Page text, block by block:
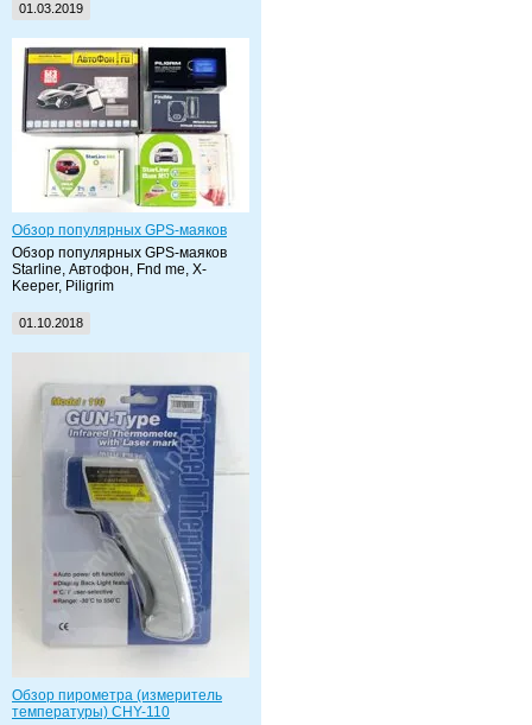
01.03.2019
Обзор популярных GPS-маяков
Обзор популярных GPS-маяков
Starline, Автофон, Fnd me, X-
Keeper, Piligrim
01.10.2018
Обзор пирометра (измеритель
температуры) CHY-110